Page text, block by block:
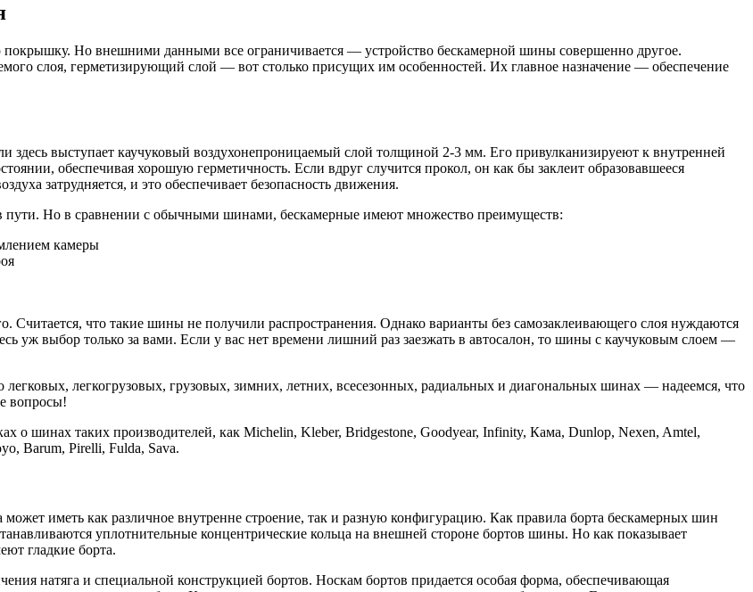
Но внешними данными все ограничивается — устройство бескамерной шины совершенно другое.
слоя, герметизирующий слой — вот столько присущих им особенностей. Их главное назначение — обеспечение
здесь выступает каучуковый воздухонепроницаемый слой толщиной 2-3 мм. Его привулканизируеют к внутренней
обеспечивая хорошую герметичность. Если вдруг случится прокол, он как бы заклеит образовавшееся
затрудняется, и это обеспечивает безопасность движения.
пути. Но в сравнении с обычными шинами, бескамерные имеют множество преимуществ:
камеры
Считается, что такие шины не получили распространения. Однако варианты без самозаклеивающего слоя нуждаются
уж выбор только за вами. Если у вас нет времени лишний раз заезжать в автосалон, то шины с каучуковым слоем —
легкогрузовых, грузовых, зимних, летних, всесезонных, радиальных и диагональных шинах — надеемся, что
вопросы!
о шинах таких производителей, как Michelin, Kleber, Bridgestone, Goodyear, Infinity, Кама, Dunlop, Nexen, Amtel,
Barum, Pirelli, Fulda, Sava.
иметь как различное внутренне строение, так и разную конфигурацию. Как правила борта бескамерных шин
уплотнительные концентрические кольца на внешней стороне бортов шины. Но как показывает
гладкие борта.
натяга и специальной конструкцией бортов. Носкам бортов придается особая форма, обеспечивающая